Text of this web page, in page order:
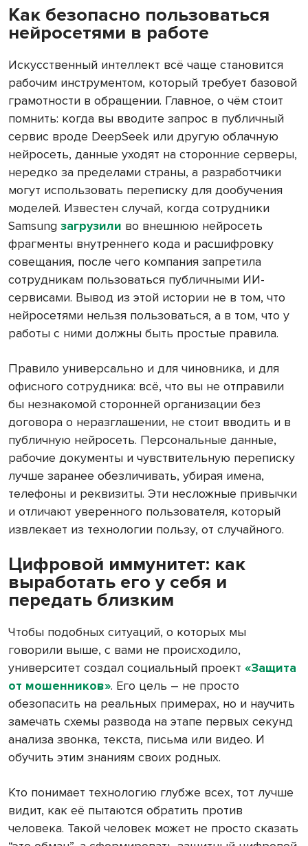
Как безопасно пользоваться
нейросетями в работе
Искусственный интеллект всё чаще становится
рабочим инструментом, который требует базовой
грамотности в обращении. Главное, о чём стоит
помнить: когда вы вводите запрос в публичный
сервис вроде DeepSeek или другую облачную
нейросеть, данные уходят на сторонние серверы,
нередко за пределами страны, а разработчики
могут использовать переписку для дообучения
моделей. Известен случай, когда сотрудники
Samsung загрузили во внешнюю нейросеть
фрагменты внутреннего кода и расшифровку
совещания, после чего компания запретила
сотрудникам пользоваться публичными ИИ-
сервисами. Вывод из этой истории не в том, что
нейросетями нельзя пользоваться, а в том, что у
работы с ними должны быть простые правила.
Правило универсально и для чиновника, и для
офисного сотрудника: всё, что вы не отправили
бы незнакомой сторонней организации без
договора о неразглашении, не стоит вводить и в
публичную нейросеть. Персональные данные,
рабочие документы и чувствительную переписку
лучше заранее обезличивать, убирая имена,
телефоны и реквизиты. Эти несложные привычки
и отличают уверенного пользователя, который
извлекает из технологии пользу, от случайного.
Цифровой иммунитет: как
выработать его у себя и
передать близким
Чтобы подобных ситуаций, о которых мы
говорили выше, с вами не происходило,
университет создал социальный проект «Защита
от мошенников». Его цель – не просто
обезопасить на реальных примерах, но и научить
замечать схемы развода на этапе первых секунд
анализа звонка, текста, письма или видео. И
обучить этим знаниям своих родных.
Кто понимает технологию глубже всех, тот лучше
видит, как её пытаются обратить против
человека. Такой человек может не просто сказать